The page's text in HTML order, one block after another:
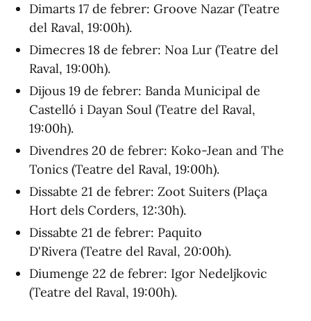
Dimarts 17 de febrer: Groove Nazar (Teatre
del Raval, 19:00h).
Dimecres 18 de febrer: Noa Lur (Teatre del
Raval, 19:00h).
Dijous 19 de febrer: Banda Municipal de
Castelló i Dayan Soul (Teatre del Raval,
19:00h).
Divendres 20 de febrer: Koko-Jean and The
Tonics (Teatre del Raval, 19:00h).
Dissabte 21 de febrer: Zoot Suiters (Plaça
Hort dels Corders, 12:30h).
Dissabte 21 de febrer: Paquito
D'Rivera (Teatre del Raval, 20:00h).
Diumenge 22 de febrer: Igor Nedeljkovic
(Teatre del Raval, 19:00h).